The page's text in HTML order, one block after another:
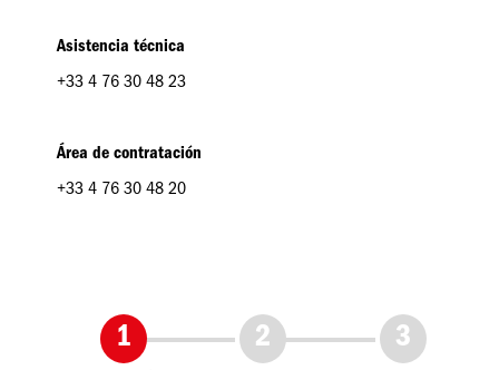
Asistencia técnica
+33 4 76 30 48 23
Área de contratación
+33 4 76 30 48 20
Formulaire